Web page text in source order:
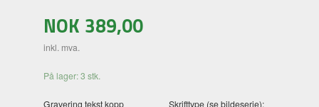
NOK 389,00
inkl. mva.
På lager: 3 stk.
Gravering tekst kopp Skrifttype (se bildeserie):